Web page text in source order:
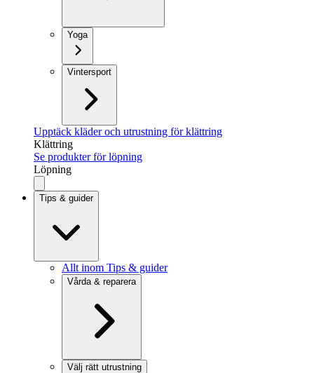
Yoga
Vintersport
Upptäck kläder och utrustning för klättring
Klättring
Se produkter för löpning
Löpning
Tips & guider
Allt inom Tips & guider
Vårda & reparera
Välj rätt utrustning